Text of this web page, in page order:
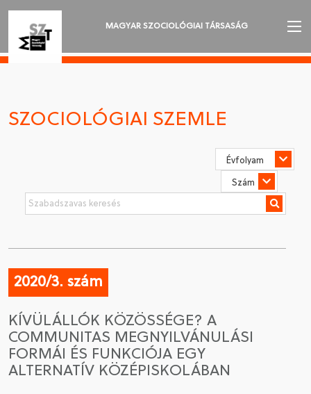
MAGYAR SZOCIOLÓGIAI TÁRSASÁG
SZOCIOLÓGIAI SZEMLE
CSATLAKOZÁS A TÁRSASÁGHOZ / MEGÚJÍTOM A
TAGSÁGOMAT
SZOCIOLÓGIAI SZEMLE
2020/3. szám
KÍVÜLÁLLÓK KÖZÖSSÉGE? A
COMMUNITAS MEGNYILVÁNULÁSI
FORMÁI ÉS FUNKCIÓJA EGY
ALTERNATÍV KÖZÉPISKOLÁBAN